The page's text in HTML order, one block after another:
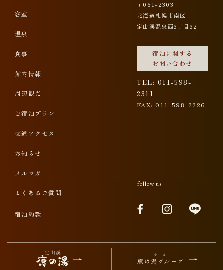
客室
温泉
食事
館内情報
周辺観光
ご宿泊プラン
交通アクセス
お知らせ
メルマガ
よくあるご質問
宿泊約款
〒061-2303
北海道札幌市南区
定山渓温泉西3丁目32
宿泊に関する
お問い合わせ
TEL: 011-598-
2311
FAX: 011-598-2226
follow us